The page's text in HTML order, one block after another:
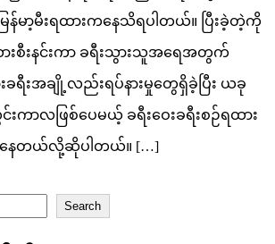
ြန်မာ့မီးရထားကနေသိရပါတယ်။ ပြီးခဲ့တဲ့ကို
းစီးနင်းကာ ခရီးသွားသူအရေအတွက်
းခရီးအချို့လည်းရပ်နားမှုတွေရှိခဲ့ပြီး ယခု
ကာလဖြစ်ပေမယ့် ခရီးဝေးခရီးစဉ်ရထား
နေတယ်လို့ဆိုပါတယ်။ […]
Search